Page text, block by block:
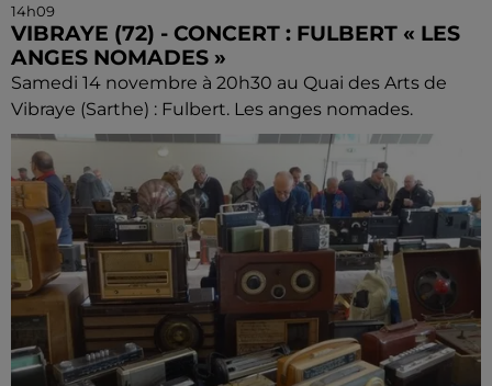
14h09
VIBRAYE (72) - CONCERT : FULBERT « LES
ANGES NOMADES »
Samedi 14 novembre à 20h30 au Quai des Arts de
Vibraye (Sarthe) : Fulbert. Les anges nomades.